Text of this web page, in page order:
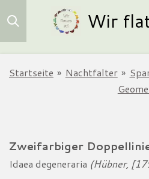
Zum
Hauptinhalt
Wir
Startseite » Nachtfalter »
Zweifarbiger
Idaea degeneraria (Hübner,